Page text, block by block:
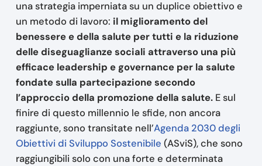
una strategia imperniata su un duplice obiettivo e
un metodo di lavoro: il miglioramento del
benessere e della salute per tutti e la riduzione
delle diseguaglianze sociali attraverso una più
efficace leadership e governance per la salute
fondate sulla partecipazione secondo
l’approccio della promozione della salute.E sul
finire di questo millennio le sfide, non ancora
raggiunte, sono transitate nell’Agenda 2030 degli
Obiettivi di Sviluppo Sostenibile (ASviS), che sono
raggiungibili solo con una forte e determinata